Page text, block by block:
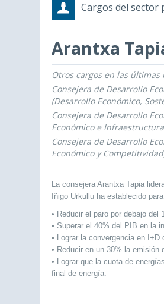
Cargos del sector
Arantxa
CargosFecha de inicio -
Otros cargos en las últimas
Consejera de Desarrollo
(Desarrollo Económico,
Consejera de Desarrollo
Económico e
Consejera de Desarrollo
Económico y
La consejera Arantxa Tapia
Iñigo Urkullu ha establecido
• Reducir el paro por debajo del
• Superar el 40% del PIB en la
• Lograr la convergencia en I+D
• Reducir en un 30% la emisión
• Lograr que la cuota de
final de energía.